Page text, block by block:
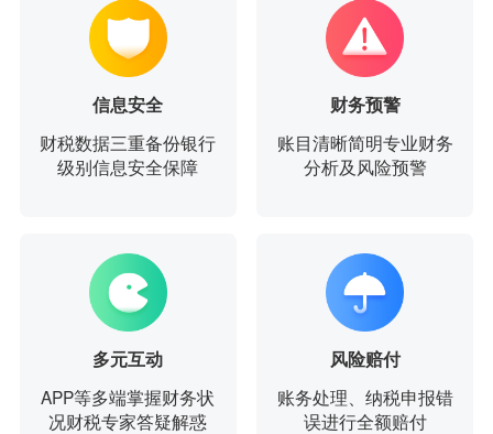
信息安全
财税数据三重备份银行
级别信息安全保障
财务预警
账目清晰简明专业财务
分析及风险预警
多元互动
APP等多端掌握财务状
况财税专家答疑解惑
风险赔付
账务处理、纳税申报错
误进行全额赔付